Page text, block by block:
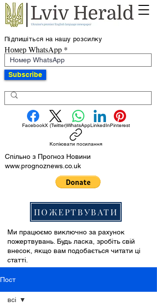
Підпишіться на нашу розсилку
Номер WhatsApp
Subscribe
FacebookX (Twitter)WhatsAppLinkedInPinterest
Копіювати посилання
Спільно з Прогноз Новини
www.prognoznews.co.uk
ПОЖЕРТВУВАТИ
Ми працюємо виключно за рахунок
пожертвувань. Будь ласка, зробіть свій
внесок, якщо вам подобається читати ці
статті.
Пост
всі